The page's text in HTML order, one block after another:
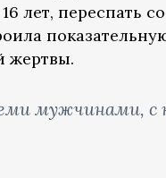
лет, переспать
жертвы.
мужчинами,